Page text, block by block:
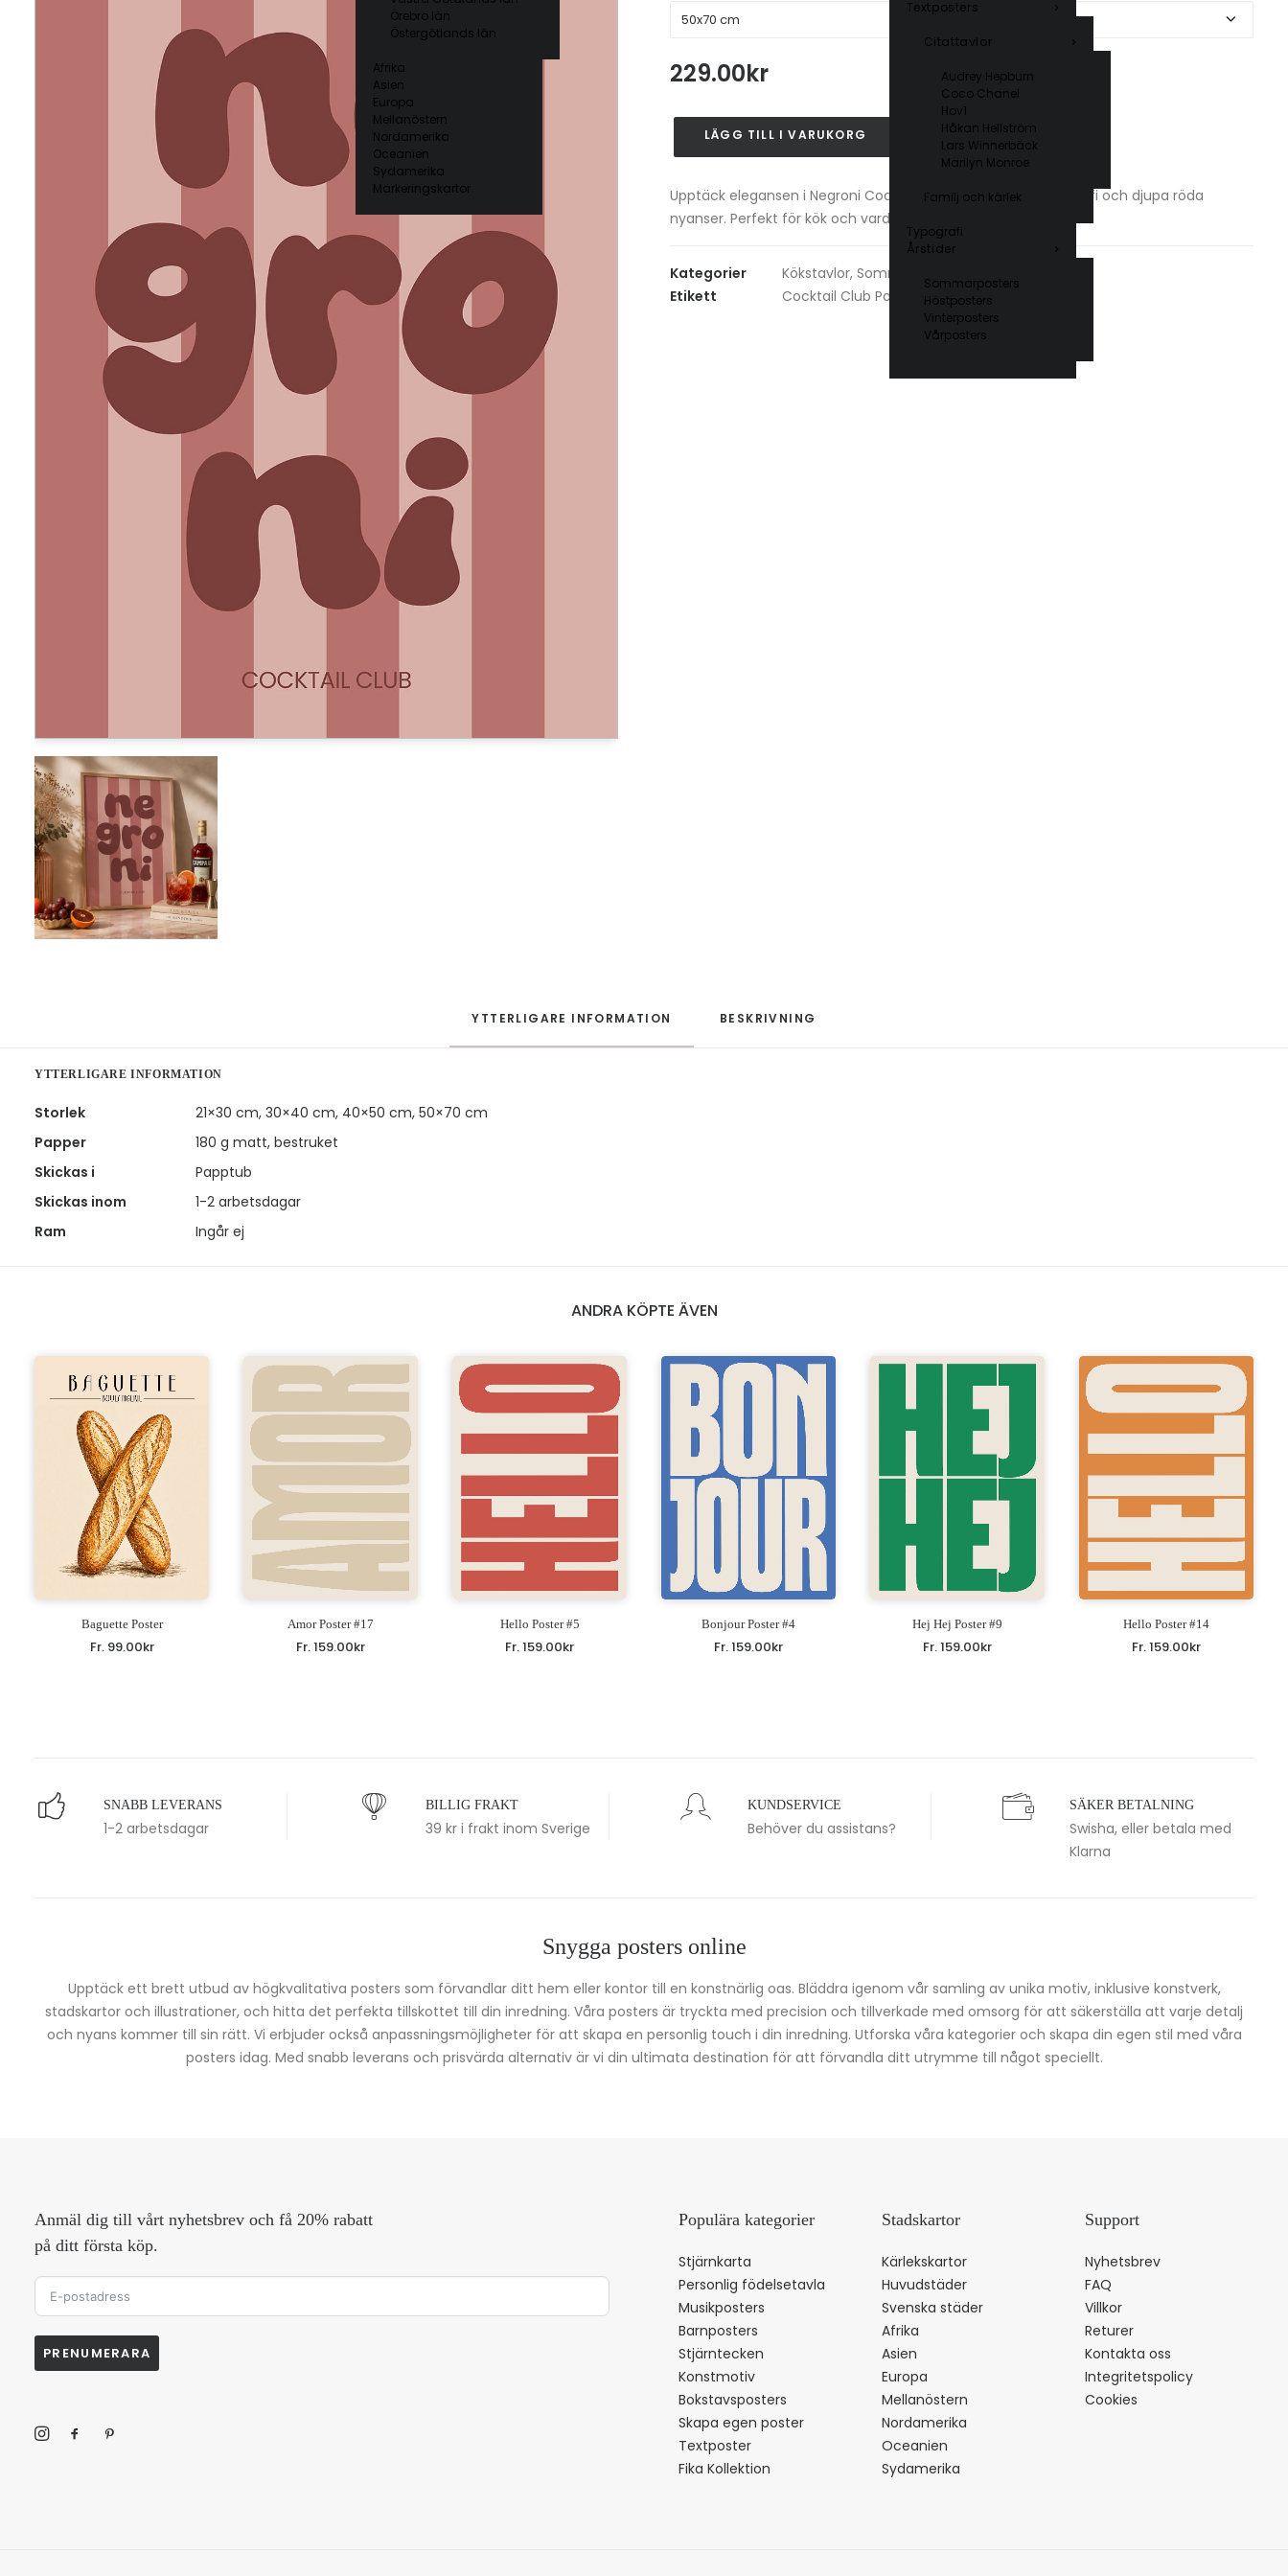
Örebro län
Östergötlands län
Afrika
Asien
Europa
Mellanöstern
Nordamerika
Oceanien
Sydamerika
Markeringskartor
Textposters
Citattavlor
Audrey Hepburn
Coco Chanel
Hov1
Håkan Hellström
Lars Winnerbäck
Marilyn Monroe
Familj och kärlek
Typografi
Årstider
Sommarposters
Höstposters
Vinterposters
Vårposters
229.00kr
Negroni
Cocktail
mängd
LÄGG TILL I VARUKORG
Upptäck elegansen i Negroni Cocktail Poster med retrotypografi och djupa röda
nyanser. Perfekt för kök och vardagsrum.
Kategorier Kökstavlor, Sommarposters
Etikett
Cocktail Club Posters
YTTERLIGARE INFORMATION BESKRIVNING
YTTERLIGARE INFORMATION
Storlek
21×30 cm, 30×40 cm, 40×50 cm, 50×70 cm
Papper
180 g matt, bestruket
Skickas i
Papptub
Skickas inom
1-2 arbetsdagar
Ram
Ingår ej
ANDRA KÖPTE ÄVEN
Baguette Poster
Fr. 99.00kr
Amor Poster #17
Fr.159.00kr
Hello Poster #5
Fr.159.00kr
Bonjour Poster #4
Fr.159.00kr
Hej Hej Poster #9
Fr.159.00kr
Hello Poster #14
Fr.159.00kr
SNABB LEVERANS
1-2 arbetsdagar
BILLIG FRAKT
39 kr i frakt inom Sverige
KUNDSERVICE
Behöver du assistans?
SÄKER BETALNING
Swisha, eller betala med
Klarna
Snygga posters online
Upptäck ett brett utbud av högkvalitativa posters som förvandlar ditt hem eller kontor till en konstnärlig oas. Bläddra igenom vår samling av unika motiv, inklusive konstverk,
stadskartor och illustrationer, och hitta det perfekta tillskottet till din inredning. Våra posters är tryckta med precision och tillverkade med omsorg för att säkerställa att varje detalj
och nyans kommer till sin rätt. Vi erbjuder också anpassningsmöjligheter för att skapa en personlig touch i din inredning. Utforska våra kategorier och skapa din egen stil med våra
posters idag. Med snabb leverans och prisvärda alternativ är vi din ultimata destination för att förvandla ditt utrymme till något speciellt.
Anmäl dig till vårt nyhetsbrev och få 20% rabatt
på ditt första köp.
PRENUMERARA
Populära kategorier
Stjärnkarta
Personlig födelsetavla
Musikposters
Barnposters
Stjärntecken
Konstmotiv
Bokstavsposters
Skapa egen poster
Textposter
Fika Kollektion
Stadskartor
Kärlekskartor
Huvudstäder
Svenska städer
Afrika
Asien
Europa
Mellanöstern
Nordamerika
Oceanien
Sydamerika
Support
Nyhetsbrev
FAQ
Villkor
Returer
Kontakta oss
Integritetspolicy
Cookies